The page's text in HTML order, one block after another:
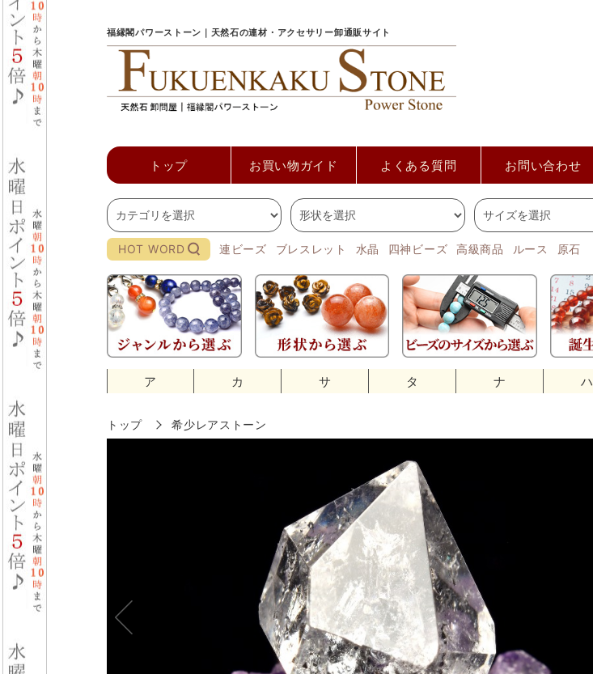
福縁閣パワーストーン｜天然石の連材・アクセサリー卸通販サイト
トップ お買い物ガイド よくある質問 お問い合わせ
HOT WORD 連ビーズ ブレスレット 水晶 四神ビーズ 高級商品 ルース 原石
ア カ サ タ ナ ハ
トップ 希少レアストーン